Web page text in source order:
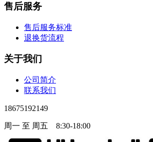
售后服务
售后服务标准
退换货流程
关于我们
公司简介
联系我们
18675192149
周一 至 周五 8:30-18:00